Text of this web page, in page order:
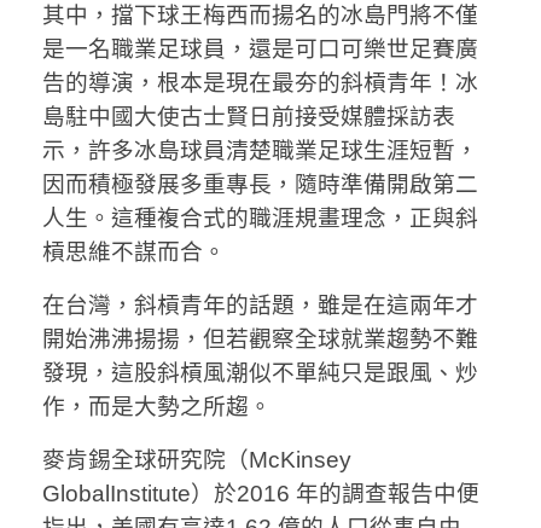
其中，擋下球王梅西而揚名的冰島門將不僅
是一名職業足球員，還是可口可樂世足賽廣
告的導演，根本是現在最夯的斜槓青年！冰
島駐中國大使古士賢日前接受媒體採訪表
示，許多冰島球員清楚職業足球生涯短暫，
因而積極發展多重專長，隨時準備開啟第二
人生。這種複合式的職涯規畫理念，正與斜
槓思維不謀而合。
在台灣，斜槓青年的話題，雖是在這兩年才
開始沸沸揚揚，但若觀察全球就業趨勢不難
發現，這股斜槓風潮似不單純只是跟風、炒
作，而是大勢之所趨。
麥肯錫全球研究院（McKinsey
GlobalInstitute）於2016 年的調查報告中便